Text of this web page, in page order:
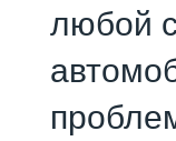
любой